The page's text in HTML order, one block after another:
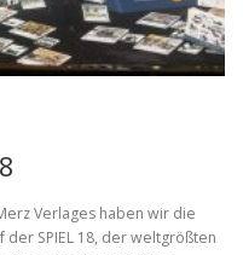
Verlages haben wir die
SPIEL 18, der weltgrößten